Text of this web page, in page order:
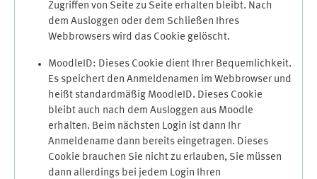
Zugriffen von Seite zu Seite erhalten bleibt. Nach
dem Ausloggen oder dem Schließen Ihres
Webbrowsers wird das Cookie gelöscht.
MoodleID: Dieses Cookie dient Ihrer Bequemlichkeit.
Es speichert den Anmeldenamen im Webbrowser und
heißt standardmäßig MoodleID. Dieses Cookie
bleibt auch nach dem Ausloggen aus Moodle
erhalten. Beim nächsten Login ist dann Ihr
Anmeldename dann bereits eingetragen. Dieses
Cookie brauchen Sie nicht zu erlauben, Sie müssen
dann allerdings bei jedem Login Ihren